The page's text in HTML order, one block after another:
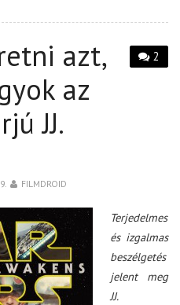
2
azt,
az
JJ.
FILMDROID
Terjedelmes
és izgalmas
beszélgetés
jelent meg
JJ.